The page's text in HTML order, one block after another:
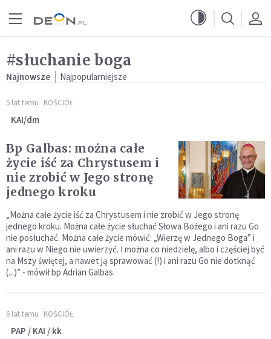
#słuchanie boga
Najnowsze Najpopularniejsze
5 lat temu KOŚCIÓŁ
KAI/dm
Bp Galbas: można całe
życie iść za Chrystusem i
nie zrobić w Jego stronę
jednego kroku
„Można całe życie iść za Chrystusem i nie zrobić w Jego stronę
jednego kroku. Można całe życie słuchać Słowa Bożego i ani razu Go
nie posłuchać. Można całe życie mówić: „Wierzę w Jednego Boga” i
ani razu w Niego nie uwierzyć. I można co niedzielę, albo i częściej być
na Mszy świętej, a nawet ją sprawować (!) i ani razu Go nie dotknąć
(...)” - mówił bp Adrian Galbas.
6 lat temu KOŚCIÓŁ
PAP / KAI / kk